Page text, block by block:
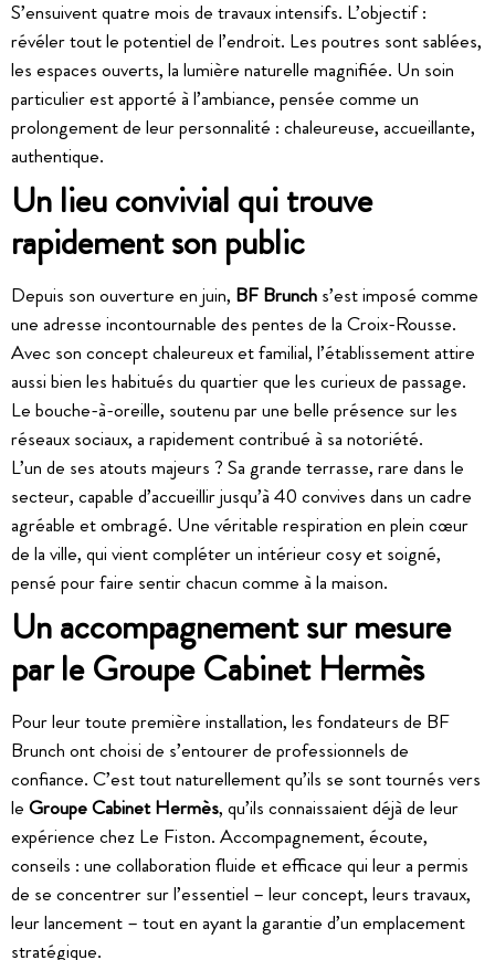
S’ensuivent quatre mois de travaux intensifs. L’objectif :
révéler tout le potentiel de l’endroit. Les poutres sont sablées,
les espaces ouverts, la lumière naturelle magnifiée. Un soin
particulier est apporté à l’ambiance, pensée comme un
prolongement de leur personnalité : chaleureuse, accueillante,
authentique.
Un lieu convivial qui trouve
rapidement son public
Depuis son ouverture en juin, BF Brunchs’est imposé comme
une adresse incontournable des pentes de la Croix-Rousse.
Avec son concept chaleureux et familial, l’établissement attire
aussi bien les habitués du quartier que les curieux de passage.
Le bouche-à-oreille, soutenu par une belle présence sur les
réseaux sociaux, a rapidement contribué à sa notoriété.
L’un de ses atouts majeurs ? Sa grande terrasse, rare dans le
secteur, capable d’accueillir jusqu’à 40 convives dans un cadre
agréable et ombragé. Une véritable respiration en plein cœur
de la ville, qui vient compléter un intérieur cosy et soigné,
pensé pour faire sentir chacun comme à la maison.
Un accompagnement sur mesure
par le Groupe Cabinet Hermès
Pour leur toute première installation, les fondateurs de BF
Brunch ont choisi de s’entourer de professionnels de
confiance. C’est tout naturellement qu’ils se sont tournés vers
leGroupe Cabinet Hermès, qu’ils connaissaient déjà de leur
expérience chez Le Fiston. Accompagnement, écoute,
conseils : une collaboration fluide et efficace qui leur a permis
de se concentrer sur l’essentiel – leur concept, leurs travaux,
leur lancement – tout en ayant la garantie d’un emplacement
stratégique.